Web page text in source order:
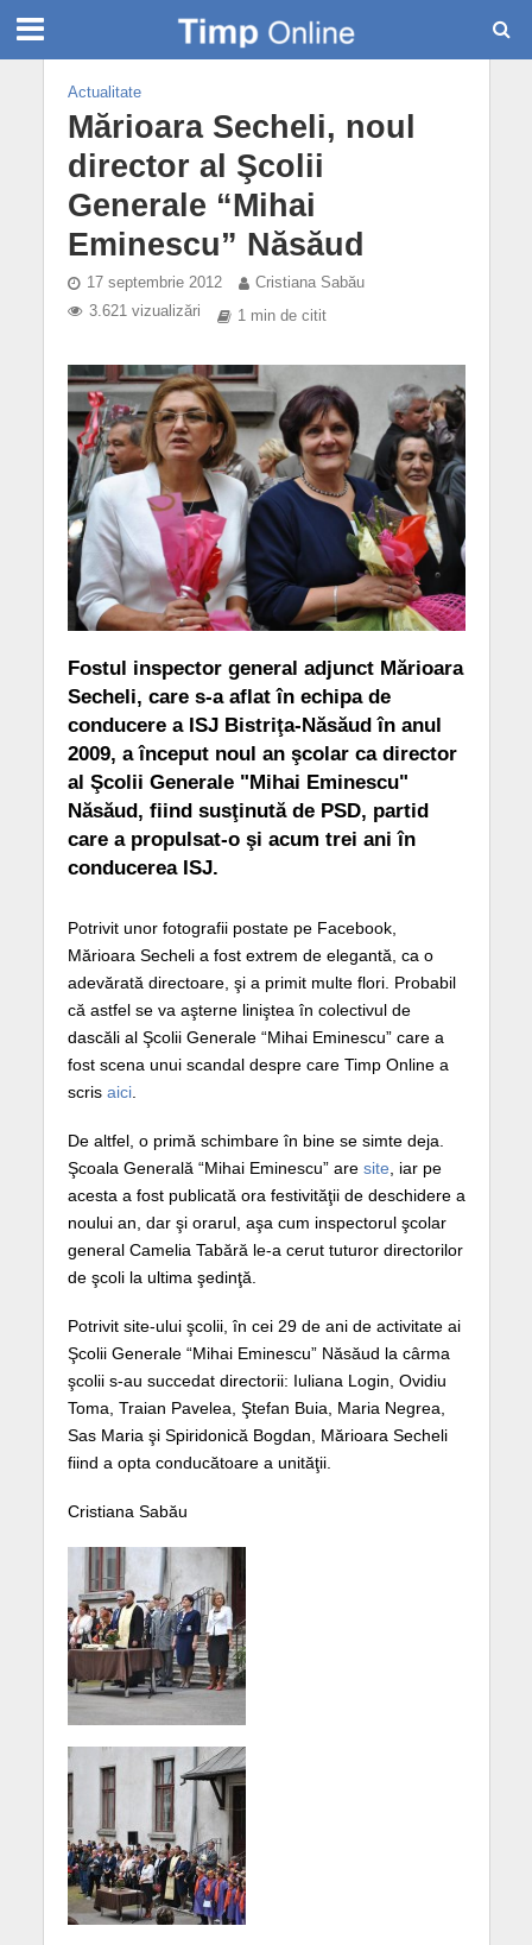
Actualitate
Mărioara Secheli, noul
director al Şcolii
Generale “Mihai
Eminescu” Năsăud
17 septembrie 2012
Cristiana Sabău
3.621 vizualizări
1 min de citit
Fostul inspector general adjunct Mărioara
Secheli, care s-a aflat în echipa de
conducere a ISJ Bistriţa-Năsăud în anul
2009, a început noul an şcolar ca director
al Şcolii Generale "Mihai Eminescu"
Năsăud, fiind susţinută de PSD, partid
care a propulsat-o şi acum trei ani în
conducerea ISJ.
Potrivit unor fotografii postate pe Facebook,
Mărioara Secheli a fost extrem de elegantă, ca o
adevărată directoare, şi a primit multe flori. Probabil
că astfel se va aşterne liniştea în colectivul de
dascăli al Şcolii Generale “Mihai Eminescu” care a
fost scena unui scandal despre care Timp Online a
scris aici.
De altfel, o primă schimbare în bine se simte deja.
Şcoala Generală “Mihai Eminescu” are site , iar pe
acesta a fost publicată ora festivităţii de deschidere a
noului an, dar şi orarul, aşa cum inspectorul şcolar
general Camelia Tabără le-a cerut tuturor directorilor
de şcoli la ultima şedinţă.
Potrivit site-ului şcolii, în cei 29 de ani de activitate ai
Şcolii Generale “Mihai Eminescu” Năsăud la cârma
şcolii s-au succedat directorii: Iuliana Login, Ovidiu
Toma, Traian Pavelea, Ştefan Buia, Maria Negrea,
Sas Maria şi Spiridonică Bogdan, Mărioara Secheli
fiind a opta conducătoare a unităţii.
Cristiana Sabău